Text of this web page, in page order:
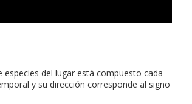
del lugar está compuesto cada
y su dirección corresponde al signo